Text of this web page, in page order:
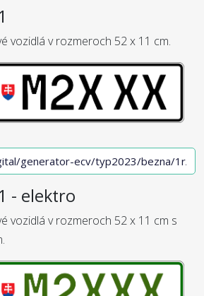
vozidlá v rozmeroch 52 x 11 cm.
- elektro
vozidlá v rozmeroch 52 x 11 cm s